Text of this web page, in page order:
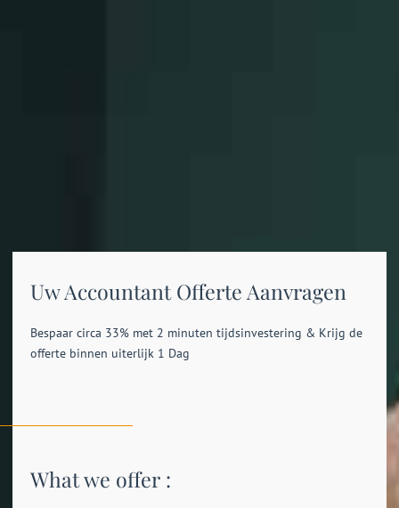
Uw Accountant Offerte Aanvragen
Bespaar circa 33% met 2 minuten tijdsinvestering & Krijg de
offerte binnen uiterlijk 1 Dag
What we offer :